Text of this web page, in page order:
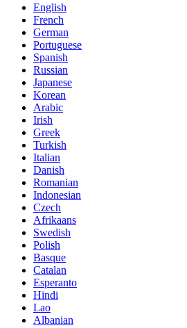
English
French
German
Portuguese
Spanish
Russian
Japanese
Korean
Arabic
Irish
Greek
Turkish
Italian
Danish
Romanian
Indonesian
Czech
Afrikaans
Swedish
Polish
Basque
Catalan
Esperanto
Hindi
Lao
Albanian